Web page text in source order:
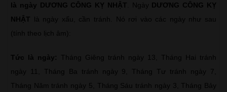
là ngày DƯƠNG CÔNG KỴ NHẬT . Ngày DƯƠNG CÔNG KỴ
NHẬT là ngày xấu, cần tránh. Nó rơi vào các ngày như sau
(tính theo lịch âm):
Tức là ngày: Tháng Giêng tránh ngày 13, Tháng Hai tránh
ngày 11, Tháng Ba tránh ngày 9, Tháng Tư tránh ngày 7,
Tháng Năm tránh ngày 5, Tháng Sáu tránh ngày 3, Tháng Bảy